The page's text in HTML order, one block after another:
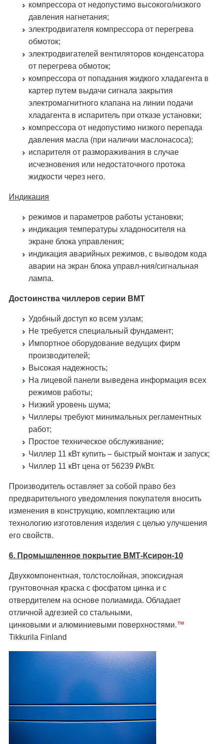
компрессора от недопустимо высокого/низкого
давления нагнетания;
электродвигателя компрессора от перегрева
обмоток;
электродвигателей вентиляторов конденсатора
от перегрева обмоток;
компрессора от попадания жидкого хладагента в
картер путем выдачи сигнала закрытия
электромагнитного клапана на линии подачи
хладагента в испаритель при отказе установки;
компрессора от недопустимо низкого перепада
давления масла (при наличии маслонасоса);
испарителя от размораживания в случае
исчезновения или недостаточного протока
жидкости через него.
Индикация
режимов и параметров работы установки;
индикация температуры хладоносителя на
экране блока управления;
индикация аварийных режимов, с выводом кода
аварии на экран блока управл-ния/сигнальная
лампа.
Достоинства чиллеров серии ВМТ
Удобный доступ ко всем узлам;
Не требуется специальный фундамент;
Импортное оборудование ведущих фирм
производителей;
Высокая надежность;
На лицевой панели выведена информация всех
режимов работы;
Низкий уровень шума;
Чиллеры требуют минимальных регламентных
работ;
Простое техническое обслуживание;
Чиллер 11 кВт купить – быстрый монтаж и запуск;
Чиллер 11 кВт цена от 56239 ₽/кВт.
Производитель оставляет за собой право без
предварительного уведомления покупателя вносить
изменения в конструкцию, комплектацию или
технологию изготовления изделия с целью улучшения
его свойств.
6. Промышленное покрытие ВМТ-Ксирон-10
Двухкомпонентная, толстослойная, эпоксидная
грунтовочная краска с фосфатом цинка и с
отвердителем на основе полиамида. Обладает
отличной адгезией со стальными,
цинковыми и алюминиевыми поверхностями.™
Tikkurila Finland